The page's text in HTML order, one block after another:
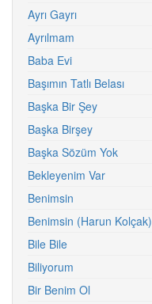
Ayrı Gayrı
Ayrılmam
Baba Evi
Başımın Tatlı Belası
Başka Bir Şey
Başka Birşey
Başka Sözüm Yok
Bekleyenim Var
Benimsin
Benimsin (Harun Kolçak)
Bile Bile
Biliyorum
Bir Benim Ol